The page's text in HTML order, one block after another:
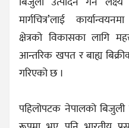
मार्गचित्र’लाई
क्षेत्रको विकासका लागि
आन्तरिक खपत र बाह्य
गरिएको छ ।
पहिलोपटक नेपालको